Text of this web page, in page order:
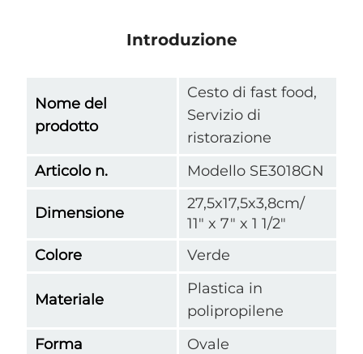
Introduzione
Nome del
prodotto
Cesto di fast food,
Servizio di
ristorazione
Articolo n.
Modello SE3018GN
Dimensione
27,5x17,5x3,8cm/
11" x 7" x 1 1/2"
Colore
Verde
Materiale
Plastica in
polipropilene
Forma
Ovale